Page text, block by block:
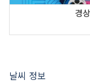
경
날씨 정보